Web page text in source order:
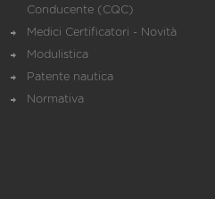
Conducente (CQC)
Medici Certificatori - Novità
Modulistica
Patente nautica
Normativa